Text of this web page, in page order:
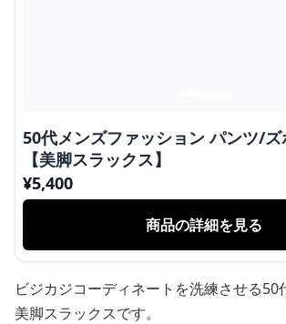
50代メンズファッション パンツ/
【美脚スラックス】
¥5,400
商品の詳細を見る
ビジカジコーディネートを洗練させる50
美脚スラックスです。